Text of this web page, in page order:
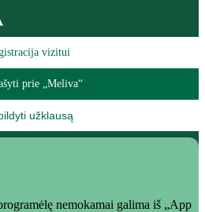
vizitui
prie „Meliva“
užklausą
nemokamai galima iš „App